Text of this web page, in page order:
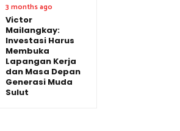
3 months ago
Victor
Mailangkay:
Investasi Harus
Membuka
Lapangan Kerja
dan Masa Depan
Generasi Muda
Sulut